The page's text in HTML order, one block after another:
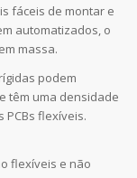
fáceis de montar e
automatizados, o
massa.
podem
têm uma densidade
PCBs flexíveis.
flexíveis e não